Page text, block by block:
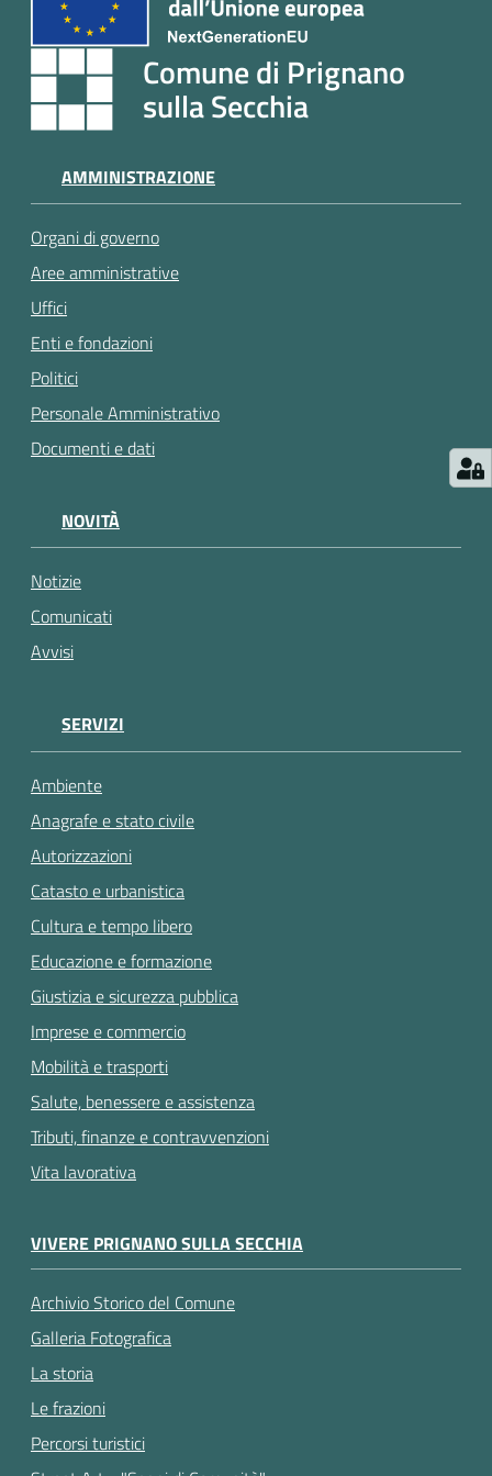
u
n
e
n
t
o
Street
Art
argomenti...
Comune di Prignano
sulla Secchia
AMMINISTRAZIONE
Organi di governo
Aree amministrative
Uffici
Enti e fondazioni
Politici
Personale Amministrativo
Documenti e dati
NOVITÀ
Notizie
Comunicati
Avvisi
SERVIZI
Ambiente
Anagrafe e stato civile
Autorizzazioni
Catasto e urbanistica
Cultura e tempo libero
Educazione e formazione
Giustizia e sicurezza pubblica
Imprese e commercio
Mobilità e trasporti
Salute, benessere e assistenza
Tributi, finanze e contravvenzioni
Vita lavorativa
VIVERE PRIGNANO SULLA SECCHIA
Archivio Storico del Comune
Galleria Fotografica
La storia
Le frazioni
Percorsi turistici